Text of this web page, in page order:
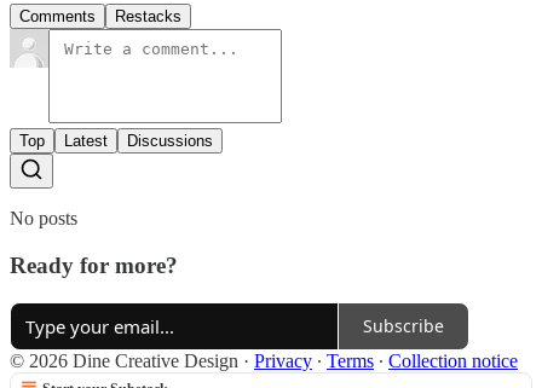
Comments Restacks
Top Latest Discussions
No posts
Ready for more?
Subscribe
© 2026 Dine Creative Design · Privacy ∙ Terms ∙ Collection notice